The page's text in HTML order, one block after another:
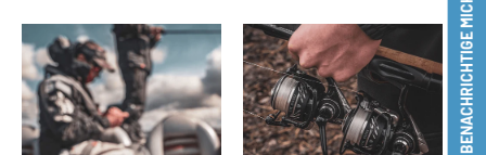
BENACHRICHTIGE MICH